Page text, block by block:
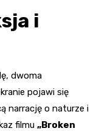
i
dwoma
pojawi się
narrację o naturze i
filmu „Broken